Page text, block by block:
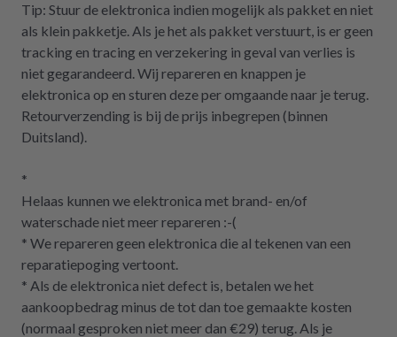
Tip: Stuur de elektronica indien mogelijk als pakket en niet
als klein pakketje. Als je het als pakket verstuurt, is er geen
tracking en tracing en verzekering in geval van verlies is
niet gegarandeerd. Wij repareren en knappen je
elektronica op en sturen deze per omgaande naar je terug.
Retourverzending is bij de prijs inbegrepen (binnen
Duitsland).
*
Helaas kunnen we elektronica met brand- en/of
waterschade niet meer repareren :-(
* We repareren geen elektronica die al tekenen van een
reparatiepoging vertoont.
* Als de elektronica niet defect is, betalen we het
aankoopbedrag minus de tot dan toe gemaakte kosten
(normaal gesproken niet meer dan €29) terug. Als je